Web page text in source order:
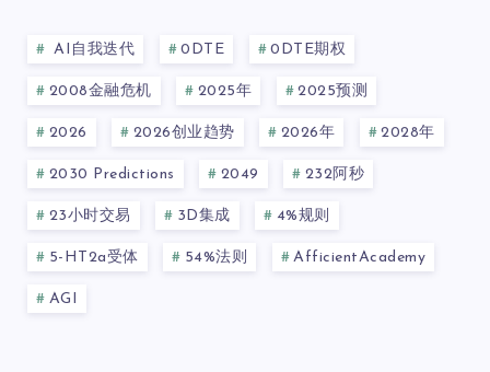
AI自我迭代 0DTE 0DTE期权
2008金融危机 2025年 2025预测
2026 2026创业趋势 2026年 2028年
2030 Predictions 2049 232阿秒
23小时交易 3D集成 4%规则
5-HT2a受体 54%法则 AfficientAcademy
AGI